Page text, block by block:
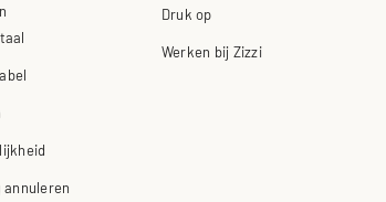
Druk op
Werken bij Zizzi